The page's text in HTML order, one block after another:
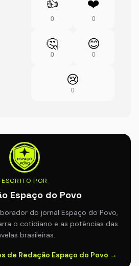
👍
0
❤️
0
🤔
0
😊
0
😢
0
ESCRITO POR
Espaço do Povo
do jornal Espaço do Povo,
o cotidiano e as potências das
brasileiras.
de Redação Espaço do Povo →